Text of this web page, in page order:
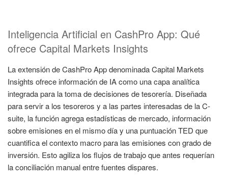
Inteligencia Artificial en CashPro App: Qué
ofrece Capital Markets Insights
La extensión de CashPro App denominada Capital Markets
Insights ofrece información de IA como una capa analítica
integrada para la toma de decisiones de tesorería. Diseñada
para servir a los tesoreros y a las partes interesadas de la C-
suite, la función agrega estadísticas de mercado, información
sobre emisiones en el mismo día y una puntuación TED que
cuantifica el contexto macro para las emisiones con grado de
inversión. Esto agiliza los flujos de trabajo que antes requerían
la conciliación manual entre fuentes dispares.